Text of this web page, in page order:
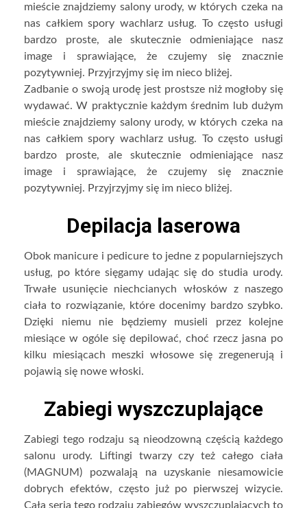
mieście znajdziemy salony urody, w których czeka na
nas całkiem spory wachlarz usług. To często usługi
bardzo proste, ale skutecznie odmieniające nasz
image i sprawiające, że czujemy się znacznie
pozytywniej. Przyjrzyjmy się im nieco bliżej.
Zadbanie o swoją urodę jest prostsze niż mogłoby się
wydawać. W praktycznie każdym średnim lub dużym
mieście znajdziemy salony urody, w których czeka na
nas całkiem spory wachlarz usług. To często usługi
bardzo proste, ale skutecznie odmieniające nasz
image i sprawiające, że czujemy się znacznie
pozytywniej. Przyjrzyjmy się im nieco bliżej.
Depilacja laserowa
Obok manicure i pedicure to jedne z popularniejszych
usług, po które sięgamy udając się do studia urody.
Trwałe usunięcie niechcianych włosków z naszego
ciała to rozwiązanie, które docenimy bardzo szybko.
Dzięki niemu nie będziemy musieli przez kolejne
miesiące w ogóle się depilować, choć rzecz jasna po
kilku miesiącach meszki włosowe się zregenerują i
pojawią się nowe włoski.
Zabiegi wyszczuplające
Zabiegi tego rodzaju są nieodzowną częścią każdego
salonu urody. Liftingi twarzy czy też całego ciała
(MAGNUM) pozwalają na uzyskanie niesamowicie
dobrych efektów, często już po pierwszej wizycie.
Cała seria tego rodzaju zabiegów wyszczuplających to